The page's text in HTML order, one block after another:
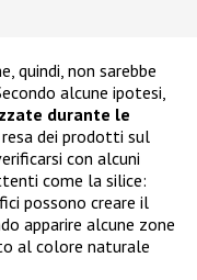
quindi, non sarebbe
alcune ipotesi,
durante le
resa dei prodotti sul
con alcuni
come la silice:
possono creare il
apparire alcune zone
al colore naturale